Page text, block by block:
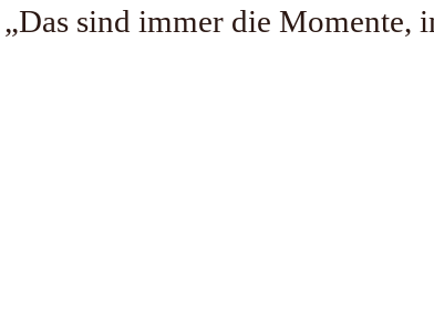
sind immer die Momente,